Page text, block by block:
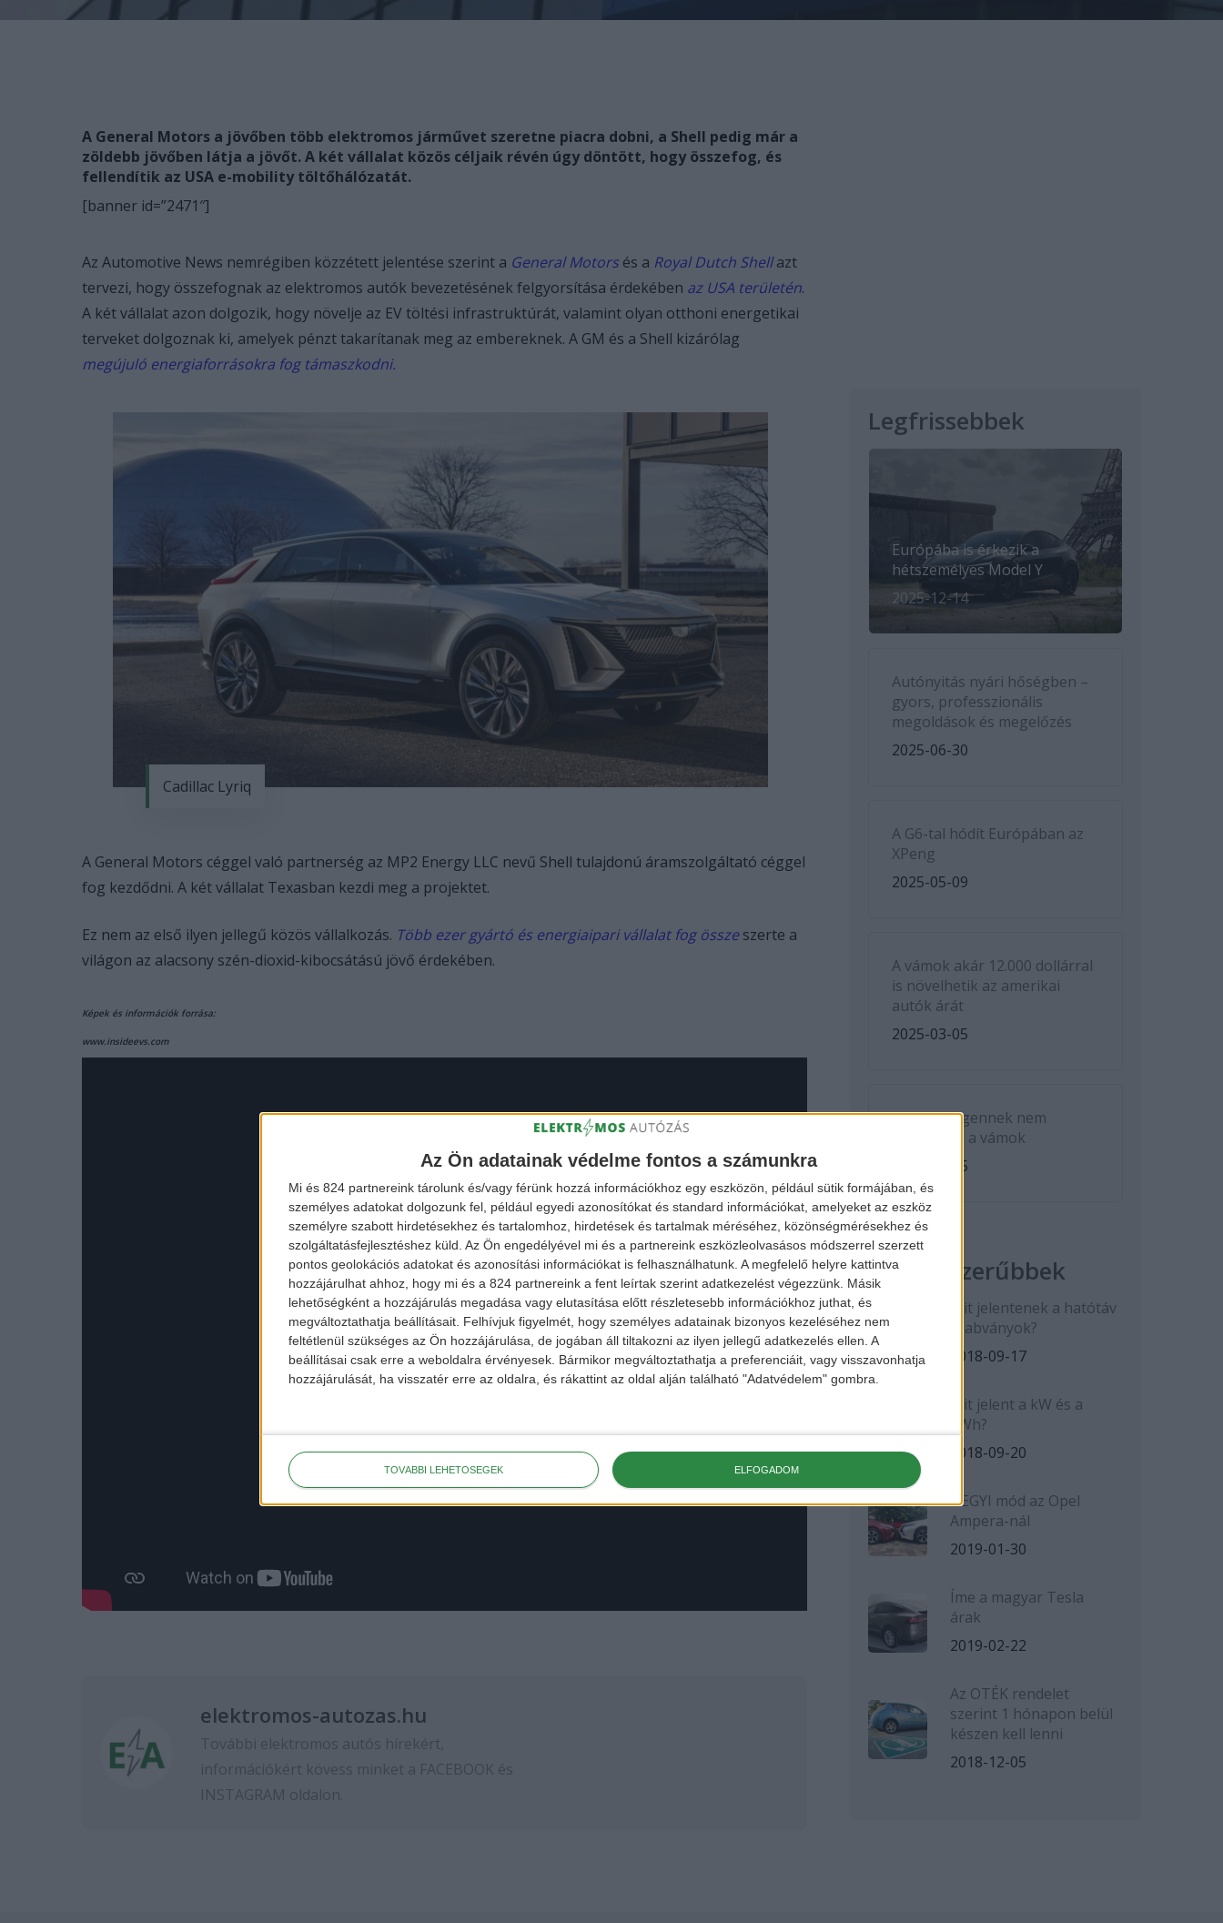
Az Ön adatainak védelme fontos a számunkra
Mi és 824 partnereink tárolunk és/vagy férünk hozzá információkhoz egy eszközön, például sütik formájában, és
személyes adatokat dolgozunk fel, például egyedi azonosítókat és standard információkat, amelyeket az eszköz
személyre szabott hirdetésekhez és tartalomhoz, hirdetések és tartalmak méréséhez, közönségmérésekhez és
szolgáltatásfejlesztéshez küld. Az Ön engedélyével mi és a partnereink eszközleolvasásos módszerrel szerzett
pontos geolokációs adatokat és azonosítási információkat is felhasználhatunk. A megfelelő helyre kattintva
hozzájárulhat ahhoz, hogy mi és a 824 partnereink a fent leírtak szerint adatkezelést végezzünk. Másik
lehetőségként a hozzájárulás megadása vagy elutasítása előtt részletesebb információkhoz juthat, és
megváltoztathatja beállításait. Felhívjuk figyelmét, hogy személyes adatainak bizonyos kezeléséhez nem
feltétlenül szükséges az Ön hozzájárulása, de jogában áll tiltakozni az ilyen jellegű adatkezelés ellen. A
beállításai csak erre a weboldalra érvényesek. Bármikor megváltoztathatja a preferenciáit, vagy visszavonhatja
hozzájárulását, ha visszatér erre az oldalra, és rákattint az oldal alján található "Adatvédelem" gombra.
TOVÁBBI LEHETŐSÉGEK ELFOGADOM
A General Motors a jövőben több elektromos járművet szeretne piacra dobni, a Shell pedig már a
zöldebb jövőben látja a jövőt. A két vállalat közös céljaik révén úgy döntött, hogy összefog, és
fellendítik az USA e-mobility töltőhálózatát.
[banner id=”2471″]
Az Automotive News nemrégiben közzétett jelentése szerint a General Motors és a Royal Dutch Shellazt
tervezi, hogy összefognak az elektromos autók bevezetésének felgyorsítása érdekében az USA területén.
A két vállalat azon dolgozik, hogy növelje az EV töltési infrastruktúrát, valamint olyan otthoni energetikai
terveket dolgoznak ki, amelyek pénzt takarítanak meg az embereknek. A GM és a Shell kizárólag
megújuló energiaforrásokra fog támaszkodni.
Cadillac Lyriq
A General Motors céggel való partnerség az MP2 Energy LLC nevű Shell tulajdonú áramszolgáltató céggel
fog kezdődni. A két vállalat Texasban kezdi meg a projektet.
Ez nem az első ilyen jellegű közös vállalkozás. Több ezer gyártó és energiaipari vállalat fog össze szerte a
világon az alacsony szén-dioxid-kibocsátású jövő érdekében.
Képek és információk forrása:
www.insideevs.com
elektromos-autozas.hu
További elektromos autós hírekért,
információkért kövess minket a FACEBOOK és
INSTAGRAM oldalon.
Legfrissebbek
Európába is érkezik a
hétszemélyes Model Y
2025-12-14
Autónyitás nyári hőségben –
gyors, professzionális
megoldások és megelőzés
2025-06-30
A G6-tal hódít Európában az
XPeng
2025-05-09
A vámok akár 12.000 dollárral
is növelhetik az amerikai
autók árát
2025-03-05
A Volkswagennek nem
kedveznek a vámok
2025-03-05
Legnépszerűbbek
Mit jelentenek a hatótáv
szabványok?
2018-09-17
Mit jelent a kW és a
kWh?
2018-09-20
HEGYI mód az Opel
Ampera-nál
2019-01-30
Íme a magyar Tesla
árak
2019-02-22
Az OTÉK rendelet
szerint 1 hónapon belül
készen kell lenni
2018-12-05